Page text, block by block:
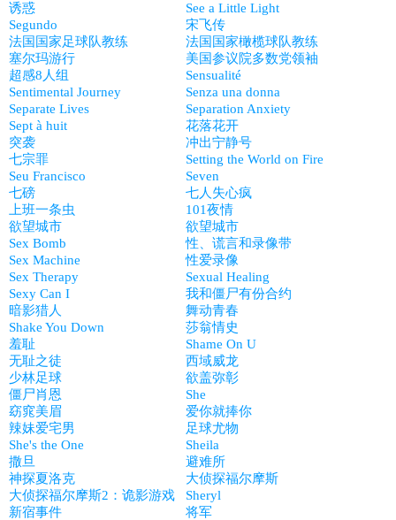
诱惑
See a Little Light
Segundo
宋飞传
法国国家足球队教练
法国国家橄榄球队教练
塞尔玛游行
美国参议院多数党领袖
超感8人组
Sensualité
Sentimental Journey
Senza una donna
Separate Lives
Separation Anxiety
Sept à huit
花落花开
突袭
冲出宁静号
七宗罪
Setting the World on Fire
Seu Francisco
Seven
七磅
七人失心疯
上班一条虫
101夜情
欲望城市
欲望城市
Sex Bomb
性、谎言和录像带
Sex Machine
性爱录像
Sex Therapy
Sexual Healing
Sexy Can I
我和僵尸有份合约
暗影猎人
舞动青春
Shake You Down
莎翁情史
羞耻
Shame On U
无耻之徒
西域威龙
少林足球
欲盖弥彰
僵尸肖恩
She
窈窕美眉
爱你就捧你
辣妹爱宅男
足球尤物
She's the One
Sheila
撒旦
避难所
神探夏洛克
大侦探福尔摩斯
大侦探福尔摩斯2：诡影游戏
Sheryl
新宿事件
将军